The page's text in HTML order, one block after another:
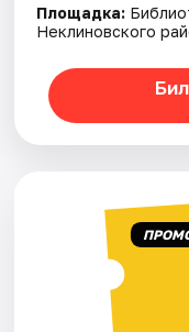
Площадка:
Неклиновского